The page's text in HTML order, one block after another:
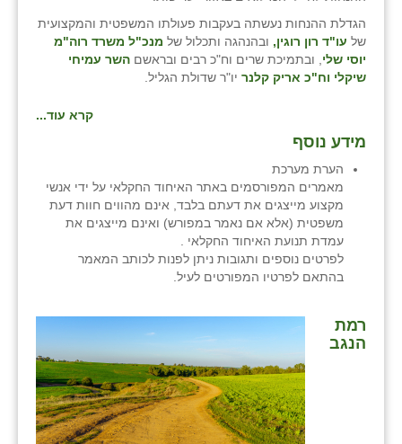
הגדלת ההנחות נעשתה בעקבות פעולתו המשפטית והמקצועית
של עו"ד רון רוגין, ובהנהגה ותכלול של מנכ"ל משרד רוה"מ
יוסי שלי , ובתמיכת שרים וח"כ רבים ובראשם השר עמיחי
שיקלי וח"כ אריק קלנר יו"ר שדולת הגליל.
קרא עוד...
מידע נוסף
הערת מערכת
מאמרים המפורסמים באתר האיחוד החקלאי על ידי אנשי
מקצוע מייצגים את דעתם בלבד, אינם מהווים חוות דעת
משפטית (אלא אם נאמר במפורש) ואינם מייצגים את
עמדת תנועת האיחוד החקלאי .
לפרטים נוספים ותגובות ניתן לפנות לכותב המאמר
בהתאם לפרטיו המפורטים לעיל.
רמת
הנגב